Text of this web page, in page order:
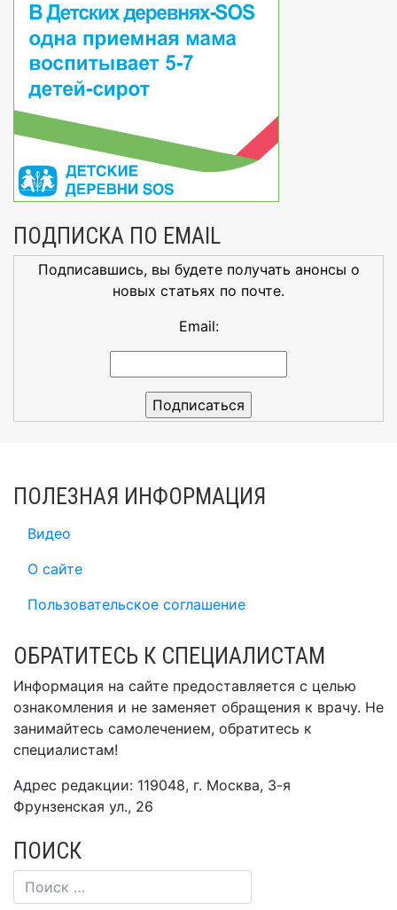
ПОДПИСКА ПО EMAIL
Подписавшись, вы будете получать анонсы о
новых статьях по почте.
Email:
ПОЛЕЗНАЯ ИНФОРМАЦИЯ
Видео
О сайте
Пользовательское соглашение
ОБРАТИТЕСЬ К СПЕЦИАЛИСТАМ
Информация на сайте предоставляется с целью
ознакомления и не заменяет обращения к врачу. Не
занимайтесь самолечением, обратитесь к
специалистам!
Адрес редакции: 119048, г. Москва, 3-я
Фрунзенская ул., 26
ПОИСК